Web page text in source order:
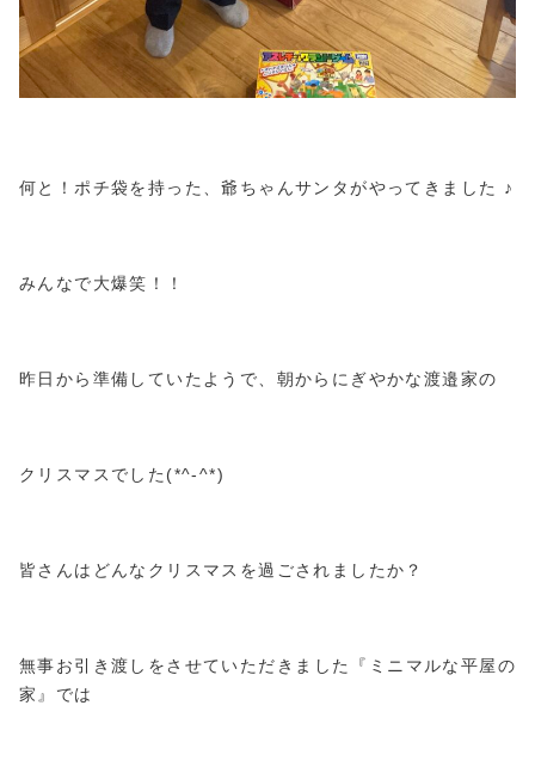
何と！ポチ袋を持った、爺ちゃんサンタがやってきました ♪
みんなで大爆笑！！
昨日から準備していたようで、朝からにぎやかな渡邉家の
クリスマスでした(*^-^*)
皆さんはどんなクリスマスを過ごされましたか？
無事お引き渡しをさせていただきました『ミニマルな平屋の
家』では